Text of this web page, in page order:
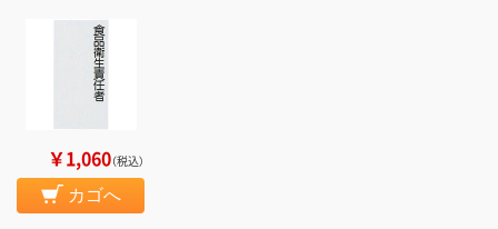
￥1,060（税込）
カゴへ